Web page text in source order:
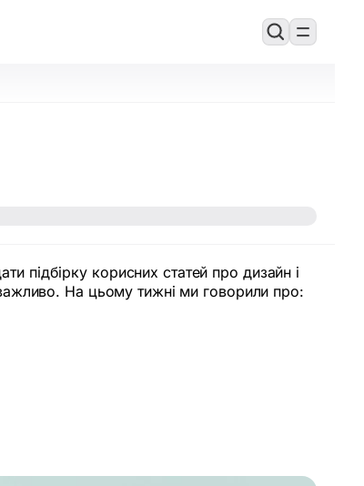
підбірку корисних статей про дизайн і
На цьому тижні ми говорили про: